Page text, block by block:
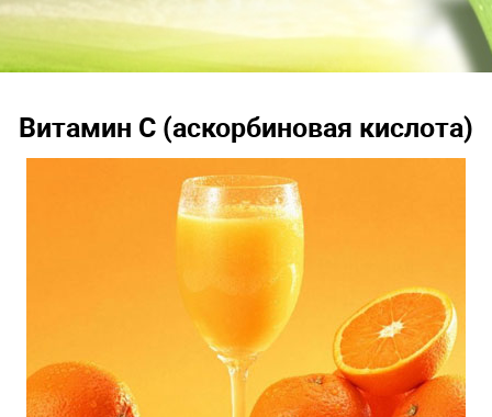
Витамин C (аскорбиновая кислота)